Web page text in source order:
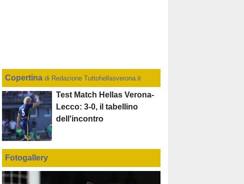
Copertina di Redazione Tuttohellasverona.it
Test Match Hellas Verona-
Lecco: 3-0, il tabellino
dell'incontro
Fotogallery